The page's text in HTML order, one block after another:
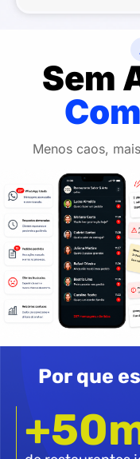
Sem
Menos caos,
Por que